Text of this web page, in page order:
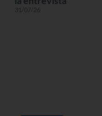
31/07/26